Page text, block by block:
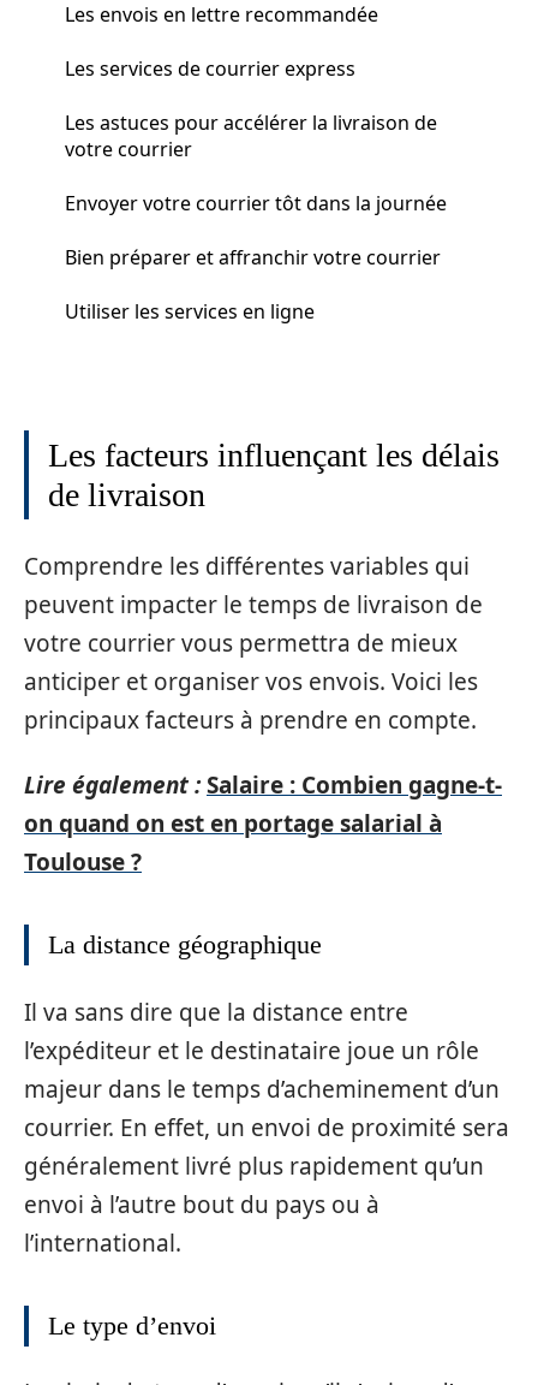
Les envois en lettre recommandée
Les services de courrier express
Les astuces pour accélérer la livraison de
votre courrier
Envoyer votre courrier tôt dans la journée
Bien préparer et affranchir votre courrier
Utiliser les services en ligne
Les facteurs influençant les délais
de livraison
Comprendre les différentes variables qui
peuvent impacter le temps de livraison de
votre courrier vous permettra de mieux
anticiper et organiser vos envois. Voici les
principaux facteurs à prendre en compte.
Lire également :Salaire : Combien gagne-t-
on quand on est en portage salarial à
Toulouse ?
La distance géographique
Il va sans dire que la distance entre
l’expéditeur et le destinataire joue un rôle
majeur dans le temps d’acheminement d’un
courrier. En effet, un envoi de proximité sera
généralement livré plus rapidement qu’un
envoi à l’autre bout du pays ou à
l’international.
Le type d’envoi